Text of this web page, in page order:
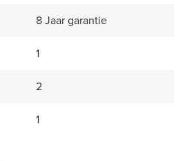
8 Jaar garantie
1
2
1